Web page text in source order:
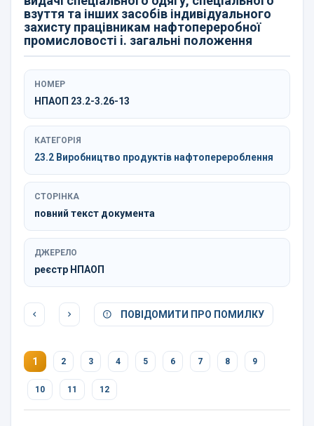
взуття та інших засобів індивідуального
захисту працівникам нафтопереробної
промисловості i. загальні положення
НОМЕР
НПАОП 23.2-3.26-13
КАТЕГОРІЯ
23.2 Виробництво продуктів нафтоперероблення
СТОРІНКА
повний текст документа
ДЖЕРЕЛО
реєстр НПАОП
ПОВІДОМИТИ ПРО ПОМИЛКУ
1 2 3 4 5 6 7 8 9
10 11 12